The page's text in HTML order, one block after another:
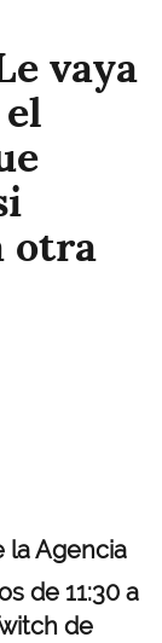
vaya
otra
la Agencia
de 11:30 a
de